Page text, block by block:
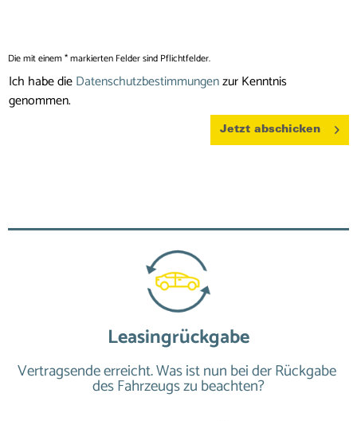
Die mit einem * markierten Felder sind Pflichtfelder.
Ich habe dieDatenschutzbestimmungenzur Kenntnis
genommen.
Jetzt abschicken
Leasingrückgabe
Vertragsende erreicht. Was ist nun bei der Rückgabe
des Fahrzeugs zu beachten?